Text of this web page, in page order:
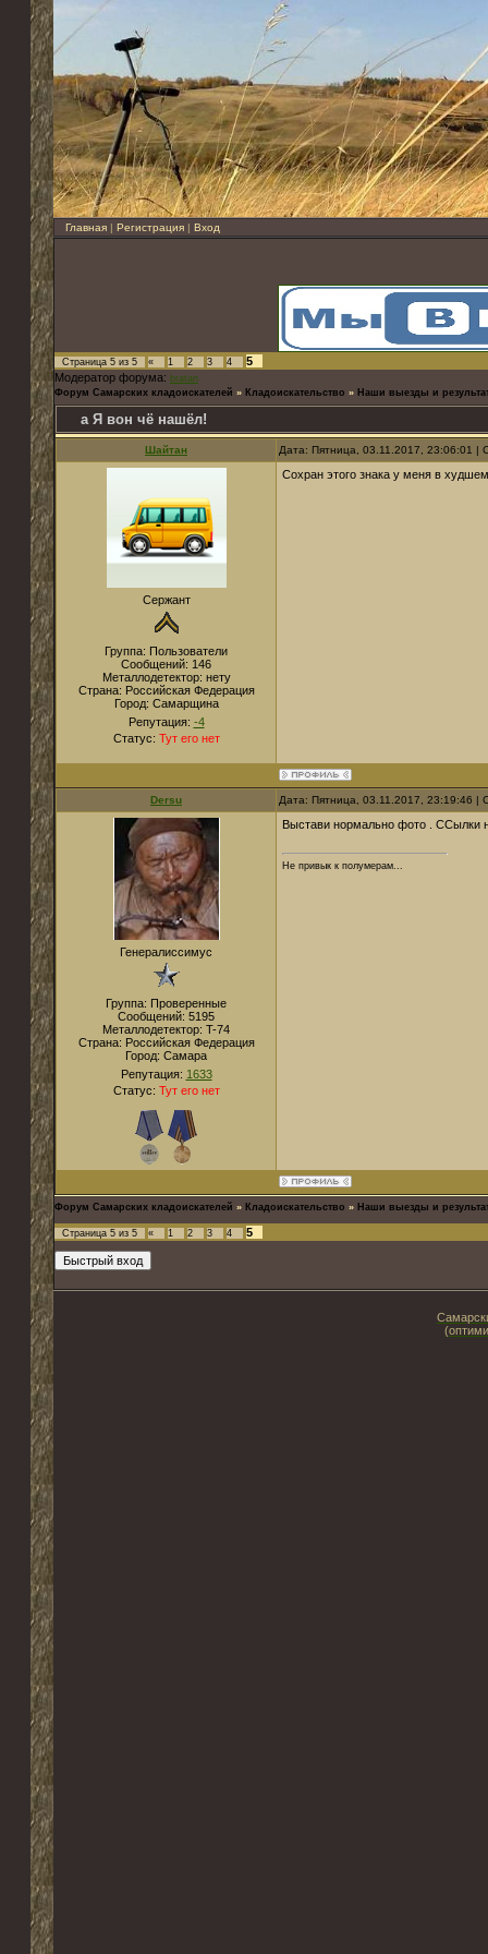
Главная | Регистрация | Вход
Страница 5 из 5 « 1 2 3 4
5
Модератор форума: bratan
Форум Самарских кладоискателей » Кладоискательство » Наши выезды и
а Я вон чё нашёл!
Шайтан Дата: Пятница, 03.11.2017, 23:06:01
Сержант
Группа: Пользователи
Сообщений: 146
Металлодетектор: нету
Страна: Российская Федерация
Город: Самарщина
Репутация: -4
Статус: Тут его нет
Сохран этого знака у меня в
Dersu Дата: Пятница, 03.11.2017, 23:19:46
Генералиссимус
Группа: Проверенные
Сообщений: 5195
Металлодетектор: T-74
Страна: Российская Федерация
Город: Самара
Репутация: 1633
Статус: Тут его нет
Выстави нормально фото . ССылки
Не привык к полумерам...
Форум Самарских кладоискателей » Кладоискательство » Наши выезды и
Страница 5 из 5 « 1 2 3 4 5